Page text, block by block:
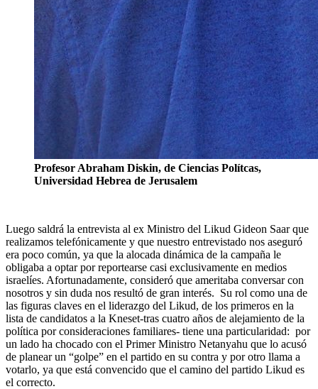
Profesor Abraham Diskin, de Ciencias Polítcas,
Universidad Hebrea de Jerusalem
Luego saldrá la entrevista al ex Ministro del Likud Gideon Saar que
realizamos telefónicamente y que nuestro entrevistado nos aseguró
era poco común, ya que la alocada dinámica de la campaña le
obligaba a optar por reportearse casi exclusivamente en medios
israelíes. Afortunadamente, consideró que ameritaba conversar con
nosotros y sin duda nos resultó de gran interés. Su rol como una de
las figuras claves en el liderazgo del Likud, de los primeros en la
lista de candidatos a la Kneset-tras cuatro años de alejamiento de la
política por consideraciones familiares- tiene una particularidad: por
un lado ha chocado con el Primer Ministro Netanyahu que lo acusó
de planear un “golpe” en el partido en su contra y por otro llama a
votarlo, ya que está convencido que el camino del partido Likud es
el correcto.